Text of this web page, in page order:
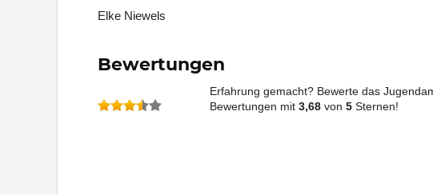
Elke Niewels
Bewertungen
Erfahrung gemacht? Bewerte das
Bewertungen mit 3,68 von 5 Sternen!